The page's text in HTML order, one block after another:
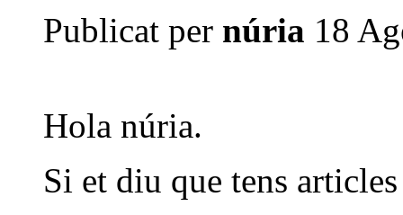
Publicat per núria 18
Hola núria.
Si et diu que tens